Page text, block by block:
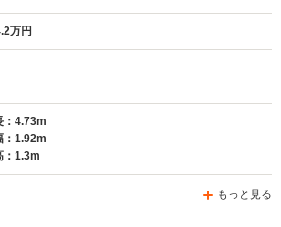
万円
：4.73m
：1.92m
：1.3m
もっと見る